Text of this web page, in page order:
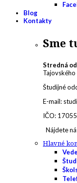
Blog
Kontakty
Sme
Stredná
Študijné
E-mail:
IČO:
Nájdete
Hlavné